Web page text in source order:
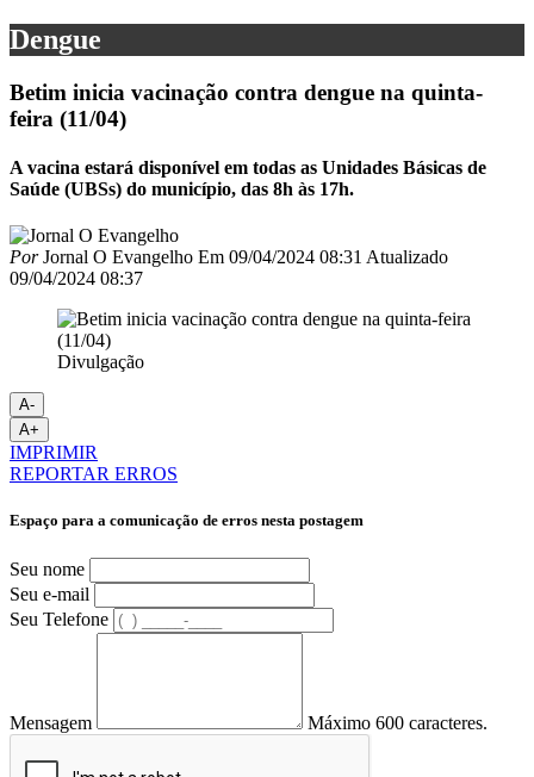
Dengue
Betim inicia vacinação contra dengue na quinta-
feira (11/04)
A vacina estará disponível em todas as Unidades Básicas de
Saúde (UBSs) do município, das 8h às 17h.
PorJornal O Evangelho Em 09/04/2024 08:31 Atualizado
09/04/2024 08:37
Divulgação
A-
A+
IMPRIMIR
REPORTAR ERROS
Espaço para a comunicação de erros nesta postagem
Seu nome
Seu e-mail
Seu Telefone
Mensagem Máximo 600 caracteres.